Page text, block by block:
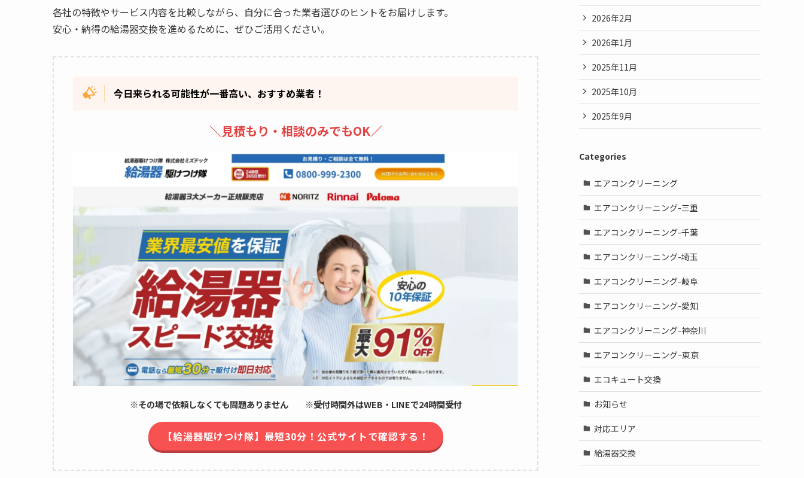
各社の特徴やサービス内容を比較しながら、自分に合った業者選びのヒントをお届けします。
安心・納得の給湯器交換を進めるために、ぜひご活用ください。
今日来られる可能性が一番高い、おすすめ業者！
＼見積もり・相談のみでもOK／
※その場で依頼しなくても問題ありません ※受付時間外はWEB・LINEで24時間受付
【給湯器駆けつけ隊】最短30分！公式サイトで確認する！
2026年2月
2026年1月
2025年11月
2025年10月
2025年9月
Categories
エアコンクリーニング
エアコンクリーニング-三重
エアコンクリーニング-千葉
エアコンクリーニング-埼玉
エアコンクリーニング-岐阜
エアコンクリーニング-愛知
エアコンクリーニング-神奈川
エアコンクリーニングｰ東京
エコキュート交換
お知らせ
対応エリア
給湯器交換